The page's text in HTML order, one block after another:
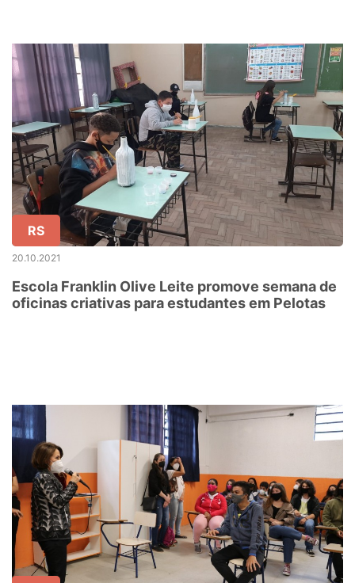
RS
20.10.2021
Escola Franklin Olive Leite promove semana de
oficinas criativas para estudantes em Pelotas